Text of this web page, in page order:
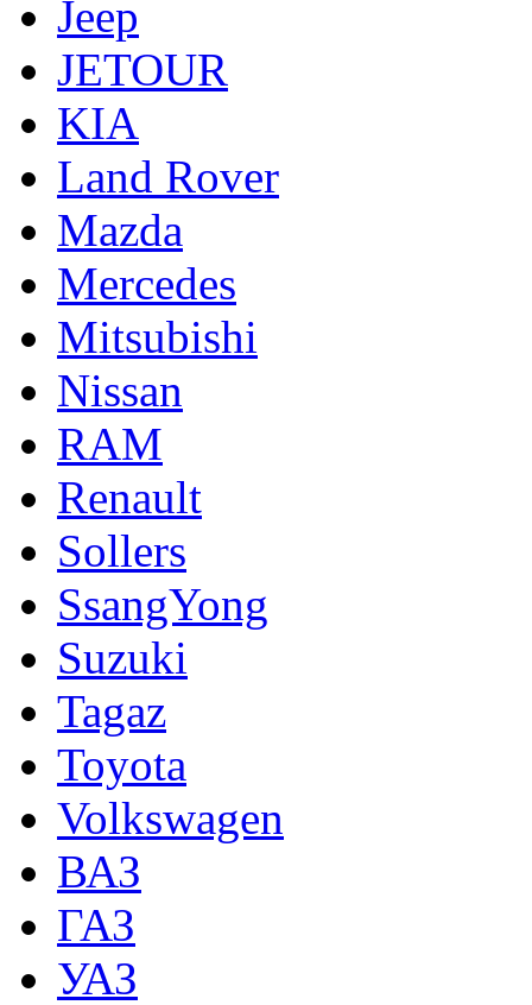
Jeep
JETOUR
KIA
Land Rover
Mazda
Mercedes
Mitsubishi
Nissan
RAM
Renault
Sollers
SsangYong
Suzuki
Tagaz
Toyota
Volkswagen
ВАЗ
ГАЗ
УАЗ